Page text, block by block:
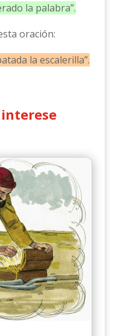
la palabra”.
oración:
la escalerilla”.